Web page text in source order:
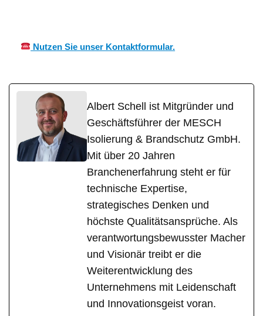
Nutzen Sie unser Kontaktformular.
Albert Schell ist Mitgründer und
Geschäftsführer der MESCH
Isolierung & Brandschutz GmbH.
Mit über 20 Jahren
Branchenerfahrung steht er für
technische Expertise,
strategisches Denken und
höchste Qualitätsansprüche. Als
verantwortungsbewusster Macher
und Visionär treibt er die
Weiterentwicklung des
Unternehmens mit Leidenschaft
und Innovationsgeist voran.